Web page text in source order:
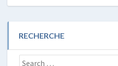
RECHERCHE
Search